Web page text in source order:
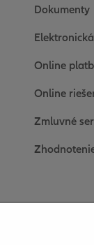
Dokumenty
Online
Online
Zmluvné